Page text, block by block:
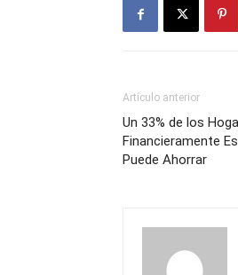
Artículo anterior
Un 33% de los
Financieramente
Puede Ahorrar